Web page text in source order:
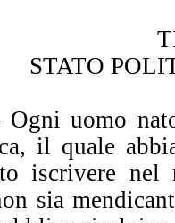
STATO
uomo
il quale
iscrivere nel
sia